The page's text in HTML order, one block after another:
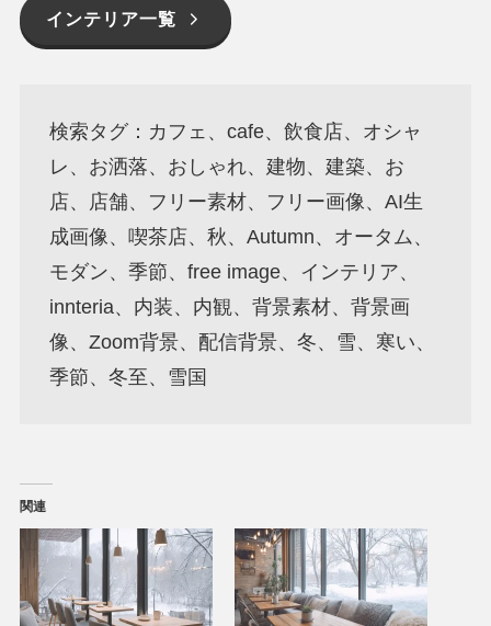
インテリア一覧
検索タグ：カフェ、cafe、飲食店、オシャ
レ、お洒落、おしゃれ、建物、建築、お
店、店舗、フリー素材、フリー画像、AI生
成画像、喫茶店、秋、Autumn、オータム、
モダン、季節、free image、インテリア、
innteria、内装、内観、背景素材、背景画
像、Zoom背景、配信背景、冬、雪、寒い、
季節、冬至、雪国
関連